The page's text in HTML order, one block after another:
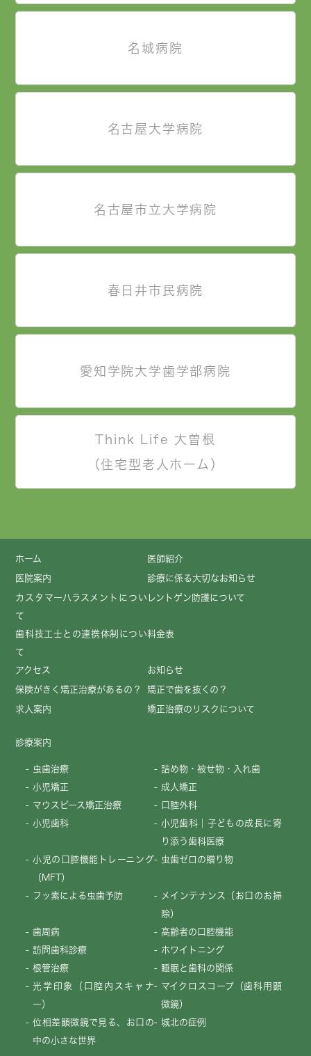
名城病院
名古屋大学病院
名古屋市立大学病院
春日井市民病院
愛知学院大学歯学部病院
Think Life 大曽根
（住宅型老人ホーム）
ホーム 医師紹介
医院案内 診療に係る大切なお知らせ
カスタマーハラスメントについ
て
レントゲン防護について
歯科技工士との連携体制につい
て
料金表
アクセス お知らせ
保険がきく矯正治療があるの？ 矯正で歯を抜くの？
求人案内 矯正治療のリスクについて
診療案内
虫歯治療
詰め物・被せ物・入れ歯
小児矯正
成人矯正
マウスピース矯正治療
口腔外科
小児歯科
小児歯科｜子どもの成長に寄
り添う歯科医療
小児の口腔機能トレーニング
（MFT）
虫歯ゼロの贈り物
フッ素による虫歯予防
メインテナンス（お口のお掃
除）
歯周病
高齢者の口腔機能
訪問歯科診療
ホワイトニング
根管治療
睡眠と歯科の関係
光学印象（口腔内スキャナ
ー）
マイクロスコープ（歯科用顕
微鏡）
位相差顕微鏡で見る、お口の
中の小さな世界
城北の症例